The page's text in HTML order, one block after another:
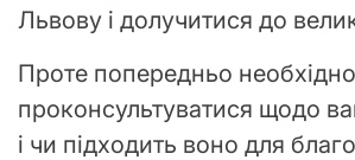
Львову і долучитися до
Проте попередньо необхідно
проконсультуватися щодо
і чи підходить воно для